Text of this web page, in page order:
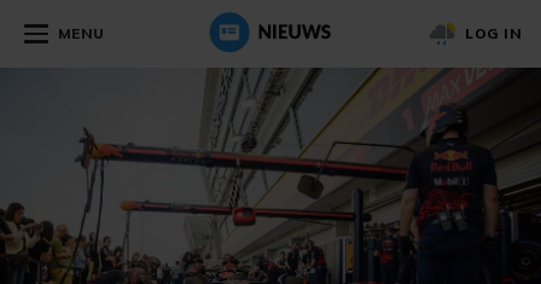
MENU LOG IN